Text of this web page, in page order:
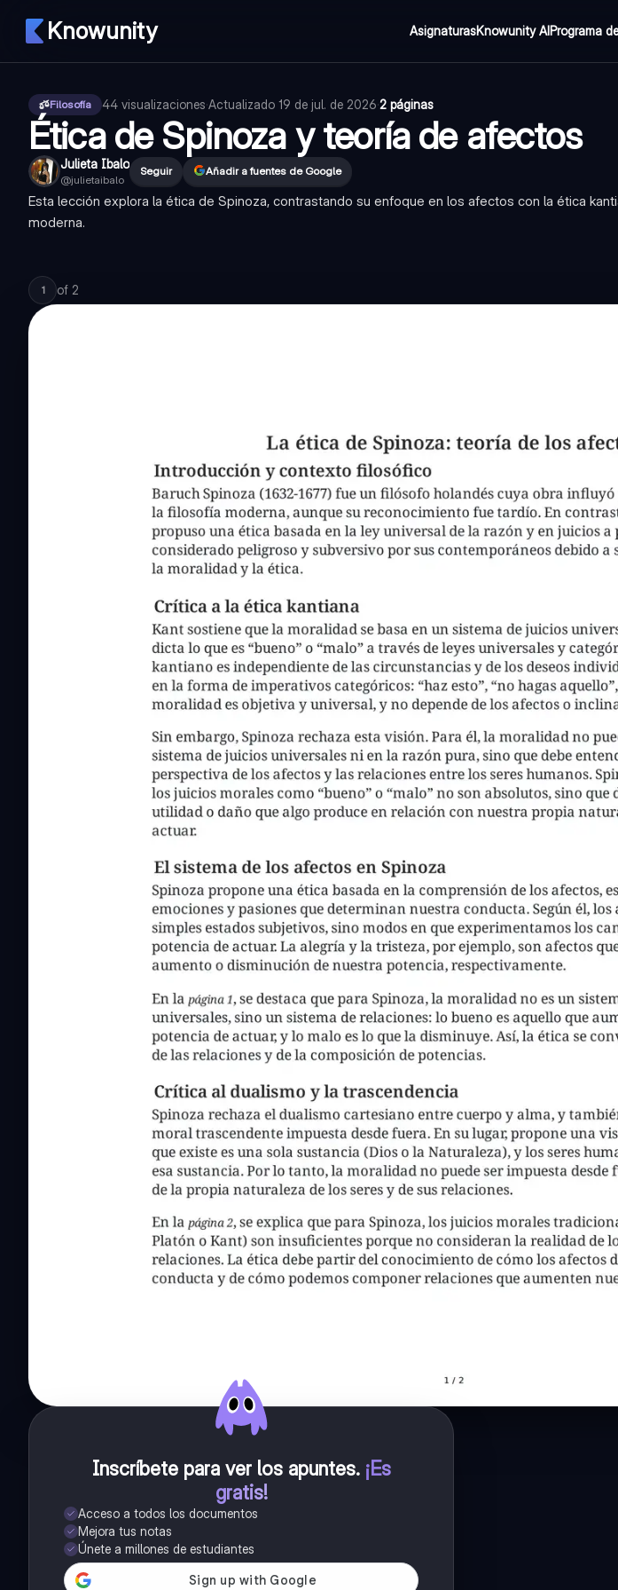
Knowunity AsignaturasKnowunity AIPrograma
Filosofía 44 visualizaciones·Actualizado 19 de jul. de 2026·2 páginas
Ética de Spinoza y teoría de afectos
Julieta Ibalo
@julietaibalo
Seguir Añadir a fuentes de Google
Esta lección explora la ética de Spinoza, contrastando su enfoque en los afectos con la ética
moderna.
1 of 2
Inscríbete para ver los apuntes. ¡Es
gratis!
Acceso a todos los documentos
Mejora tus notas
Únete a millones de estudiantes